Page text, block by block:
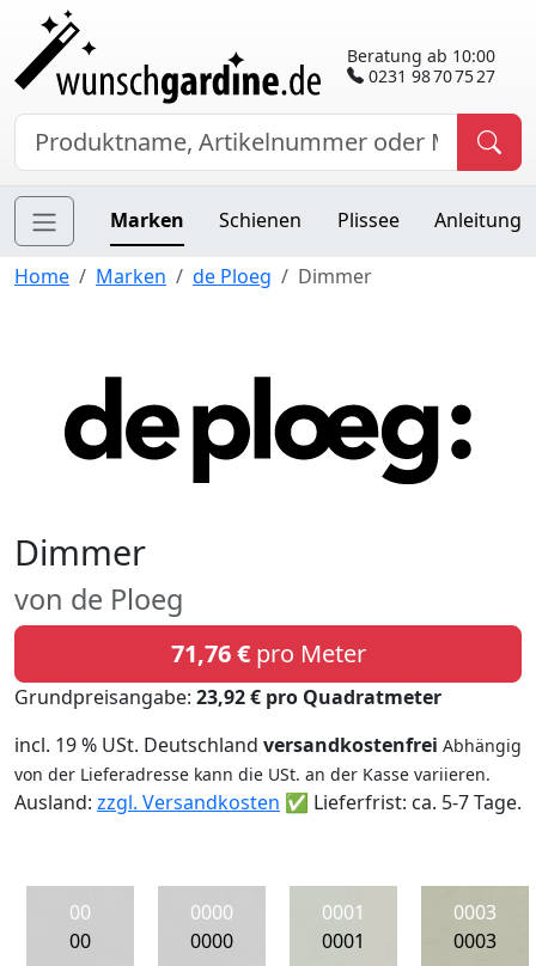
Beratung ab 10:00
0231 98 70 75 27
Marken Schienen Plissee Anleitung
Home Marken de Ploeg Dimmer
Dimmer
von de Ploeg
71,76 €pro Meter
Grundpreisangabe: 23,92 € pro Quadratmeter
incl. 19 % USt. Deutschland versandkostenfrei Abhängig
von der Lieferadresse kann die USt. an der Kasse variieren.
Ausland: zzgl. Versandkosten ✅ Lieferfrist: ca. 5-7 Tage.
00
00
0000
0000
0001
0001
0003
0003